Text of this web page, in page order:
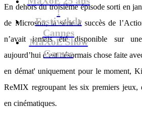
!
Festival de
Cannes
MaXoE Show
Games
En dehors du troisième épisode sorti en
de Microsoft, la série à succès de
n’avait jamais été disponible sur
aujourd’hui c’est désormais chose faite
en démat' uniquement pour le moment,
ReMIX regroupant les six premiers jeux,
en cinématiques.